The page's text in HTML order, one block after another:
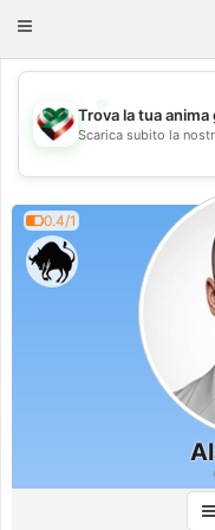
Toggle
Trova la tua anima
Scarica subito la
0.4/1